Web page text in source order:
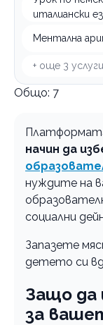
италиански
Ментална
+ още 3 услуги
Общо: 7
начин да
нуждите на
социални
Запазете
детето си
Защо да
за